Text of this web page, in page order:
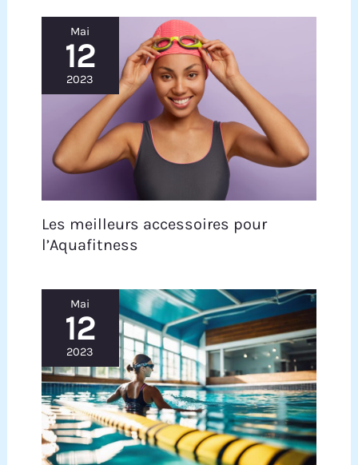
Mai
12
2023
Les meilleurs accessoires pour
l’Aquafitness
Mai
12
2023